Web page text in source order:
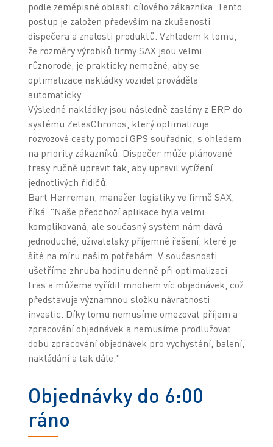
podle zeměpisné oblasti cílového zákazníka. Tento
postup je založen především na zkušenosti
dispečera a znalosti produktů. Vzhledem k tomu,
že rozměry výrobků firmy SAX jsou velmi
různorodé, je prakticky nemožné, aby se
optimalizace nakládky vozidel prováděla
automaticky.
Výsledné nakládky jsou následně zaslány z ERP do
systému ZetesChronos, který optimalizuje
rozvozové cesty pomocí GPS souřadnic, s ohledem
na priority zákazníků. Dispečer může plánované
trasy ručně upravit tak, aby upravil vytížení
jednotlivých řidičů.
Bart Herreman, manažer logistiky ve firmě SAX,
říká: "Naše předchozí aplikace byla velmi
komplikovaná, ale současný systém nám dává
jednoduché, uživatelsky příjemné řešení, které je
šité na míru našim potřebám. V současnosti
ušetříme zhruba hodinu denně při optimalizaci
tras a můžeme vyřídit mnohem víc objednávek, což
představuje významnou složku návratnosti
investic. Díky tomu nemusíme omezovat příjem a
zpracování objednávek a nemusíme prodlužovat
dobu zpracování objednávek pro vychystání, balení,
nakládání a tak dále."
Objednávky do 6:00
ráno